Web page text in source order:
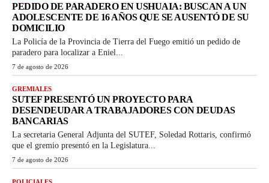
PEDIDO DE PARADERO EN USHUAIA: BUSCAN A UN
ADOLESCENTE DE 16 AÑOS QUE SE AUSENTÓ DE SU
DOMICILIO
La Policía de la Provincia de Tierra del Fuego emitió un pedido de
paradero para localizar a Eniel...
7 de agosto de 2026
GREMIALES
SUTEF PRESENTÓ UN PROYECTO PARA
DESENDEUDAR A TRABAJADORES CON DEUDAS
BANCARIAS
La secretaria General Adjunta del SUTEF, Soledad Rottaris, confirmó
que el gremio presentó en la Legislatura...
7 de agosto de 2026